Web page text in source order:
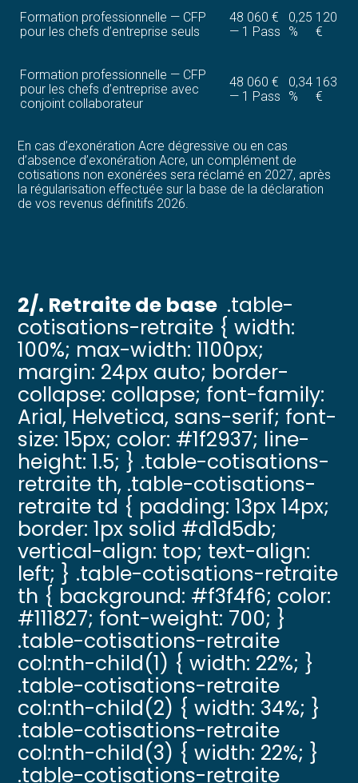
Formation professionnelle — CFP
pour les chefs d’entreprise seuls
48 060 €
— 1 Pass
0,25
%
120
€
Formation professionnelle — CFP
pour les chefs d’entreprise avec
conjoint collaborateur
48 060 €
— 1 Pass
0,34
%
163
€
En cas d’exonération Acre dégressive ou en cas
d’absence d’exonération Acre, un complément de
cotisations non exonérées sera réclamé en 2027, après
la régularisation effectuée sur la base de la déclaration
de vos revenus définitifs 2026.
2/. Retraite de base .table-
cotisations-retraite { width:
100%; max-width: 1100px;
margin: 24px auto; border-
collapse: collapse; font-family:
Arial, Helvetica, sans-serif; font-
size: 15px; color: #1f2937; line-
height: 1.5; } .table-cotisations-
retraite th, .table-cotisations-
retraite td { padding: 13px 14px;
border: 1px solid #d1d5db;
vertical-align: top; text-align:
left; } .table-cotisations-retraite
th { background: #f3f4f6; color:
#111827; font-weight: 700; }
.table-cotisations-retraite
col:nth-child(1) { width: 22%; }
.table-cotisations-retraite
col:nth-child(2) { width: 34%; }
.table-cotisations-retraite
col:nth-child(3) { width: 22%; }
.table-cotisations-retraite